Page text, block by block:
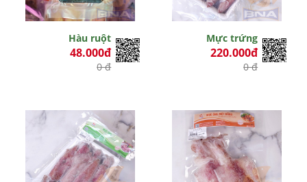
Hàu ruột
48.000đ
0 đ
Mực trứng
220.000đ
0 đ